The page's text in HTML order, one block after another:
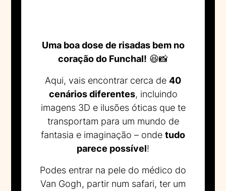
Uma boa dose de risadas bem no
coração do Funchal! 😆📸
Aqui, vais encontrar cerca de 40
cenários diferentes, incluindo
imagens 3D e ilusões óticas que te
transportam para um mundo de
fantasia e imaginação – onde tudo
parece possível!
Podes entrar na pele do médico do
Van Gogh, partir num safari, ter um